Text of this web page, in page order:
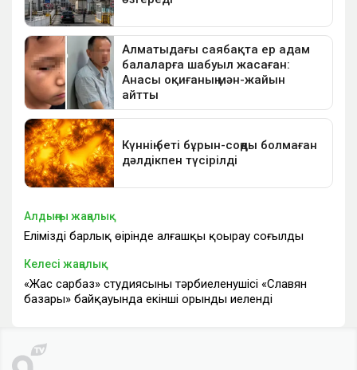
Алдыңғы жаңалық
Еліміздің барлық өңірінде алғашқы қоңырау соғылды
Келесі жаңалық
«Жас сарбаз» студиясының тәрбиеленушісі «Славян
базары» байқауында екінші орынды иеленді